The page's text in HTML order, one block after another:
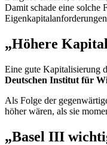
Damit schade eine solche
„Höhere
Eine gute Kapitalisierung
Deutschen Institut für
Als Folge der
höher wären, als sie
„Basel III